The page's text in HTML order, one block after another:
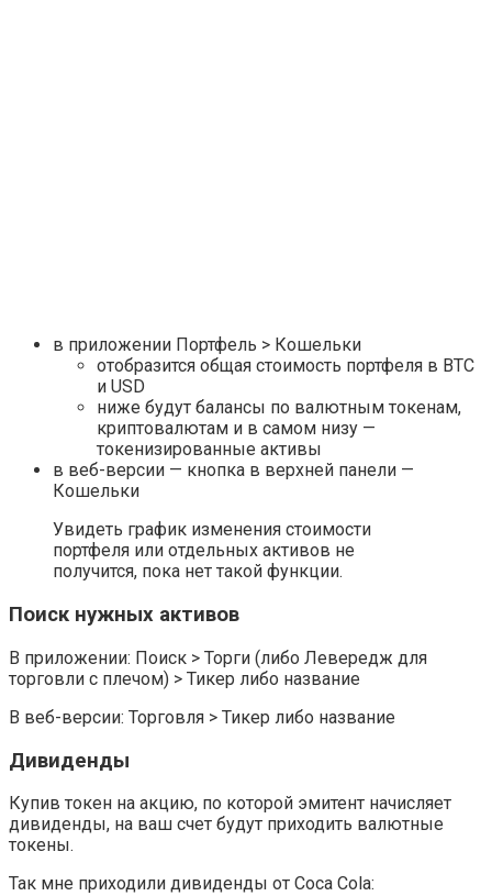
в приложении Портфель > Кошельки
отобразится общая стоимость портфеля в BTC
и USD
ниже будут балансы по валютным токенам,
криптовалютам и в самом низу —
токенизированные активы
в веб-версии — кнопка в верхней панели —
Кошельки
Увидеть график изменения стоимости
портфеля или отдельных активов не
получится, пока нет такой функции.
Поиск нужных активов
В приложении: Поиск > Торги (либо Левередж для
торговли с плечом) > Тикер либо название
В веб-версии: Торговля > Тикер либо название
Дивиденды
Купив токен на акцию, по которой эмитент начисляет
дивиденды, на ваш счет будут приходить валютные
токены.
Так мне приходили дивиденды от Coca Cola: